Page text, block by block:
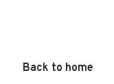
Back to home